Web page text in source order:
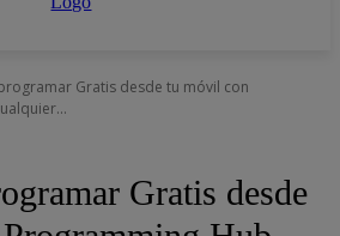
Gratis desde tu móvil con
Gratis desde